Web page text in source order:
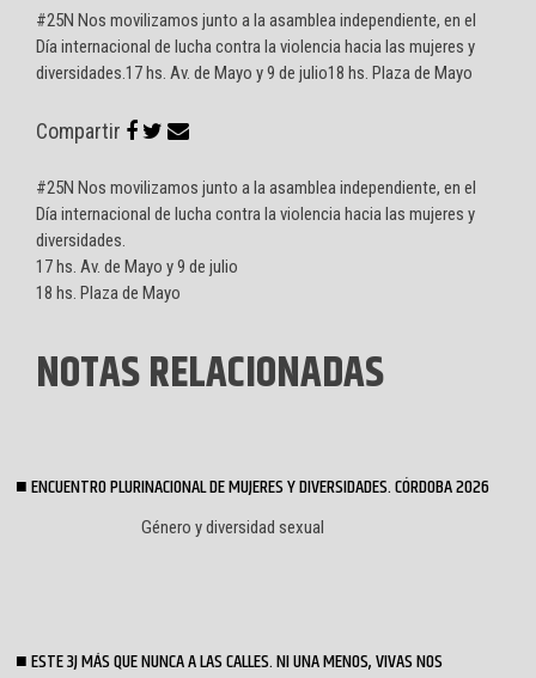
#25N Nos movilizamos junto a la asamblea independiente, en el
Día internacional de lucha contra la violencia hacia las mujeres y
diversidades.17 hs. Av. de Mayo y 9 de julio18 hs. Plaza de Mayo
Compartir
#25N Nos movilizamos junto a la asamblea independiente, en el
Día internacional de lucha contra la violencia hacia las mujeres y
diversidades.
17 hs. Av. de Mayo y 9 de julio
18 hs. Plaza de Mayo
NOTAS RELACIONADAS
ENCUENTRO PLURINACIONAL DE MUJERES Y DIVERSIDADES. CÓRDOBA 2026
Género y diversidad sexual
ESTE 3J MÁS QUE NUNCA A LAS CALLES. NI UNA MENOS, VIVAS NOS